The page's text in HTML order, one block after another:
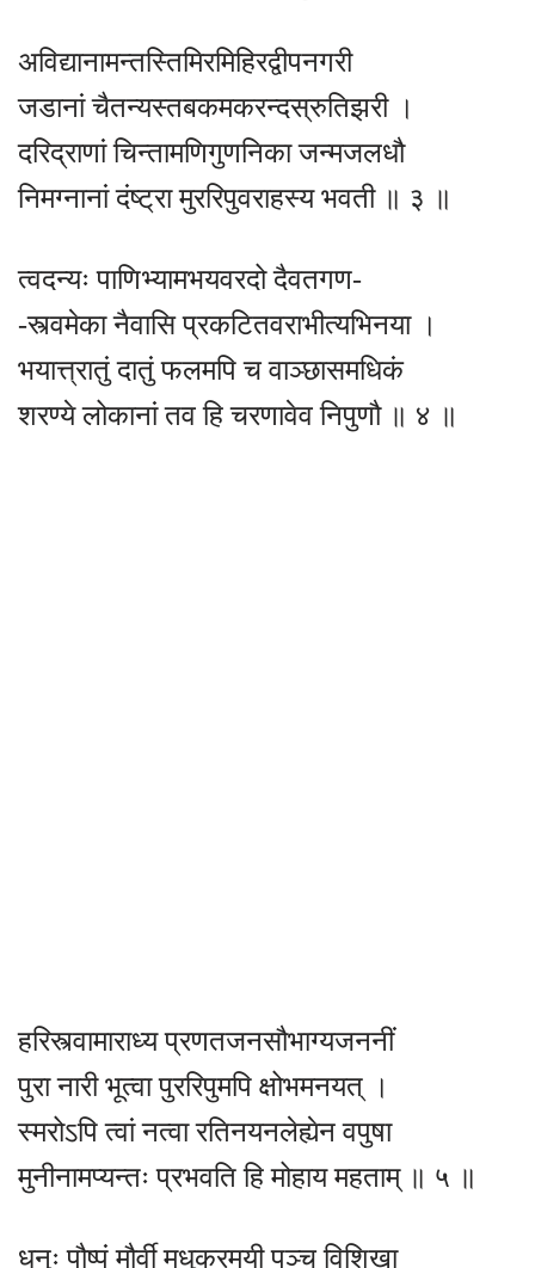
अविद्यानामन्तस्तिमिरमिहिरद्वीपनगरी
जडानां चैतन्यस्तबकमकरन्दस्रुतिझरी ।
दरिद्राणां चिन्तामणिगुणनिका जन्मजलधौ
निमग्नानां दंष्ट्रा मुररिपुवराहस्य भवती ॥ ३ ॥
त्वदन्यः पाणिभ्यामभयवरदो दैवतगण-
-स्त्वमेका नैवासि प्रकटितवराभीत्यभिनया ।
भयात्त्रातुं दातुं फलमपि च वाञ्छासमधिकं
शरण्ये लोकानां तव हि चरणावेव निपुणौ ॥ ४ ॥
हरिस्त्वामाराध्य प्रणतजनसौभाग्यजननीं
पुरा नारी भूत्वा पुररिपुमपि क्षोभमनयत् ।
स्मरोऽपि त्वां नत्वा रतिनयनलेह्येन वपुषा
मुनीनामप्यन्तः प्रभवति हि मोहाय महताम् ॥ ५ ॥
धनुः पौष्पं मौर्वी मधुकरमयी पञ्च विशिखा